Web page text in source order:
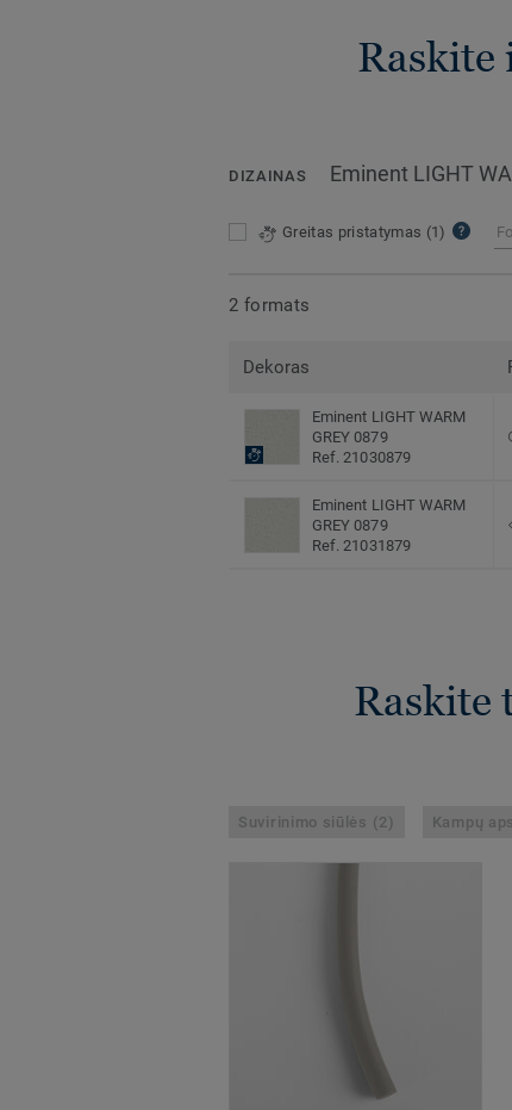
DIZAINAS Eminent LIGHT
Greitas pristatymas (1)
2 formats
Dekoras
Eminent LIGHT WARM
GREY 0879
Ref. 21030879
Eminent LIGHT WARM
GREY 0879
Ref. 21031879
Raskite
Suvirinimo siūlės (2) Kampų